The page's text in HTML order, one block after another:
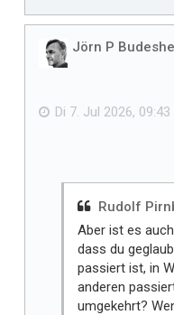
Jörn P
Di 7. Jul 2026, 09:43
Rudolf
Aber ist es
dass du
passiert ist, in
anderen
umgekehrt?